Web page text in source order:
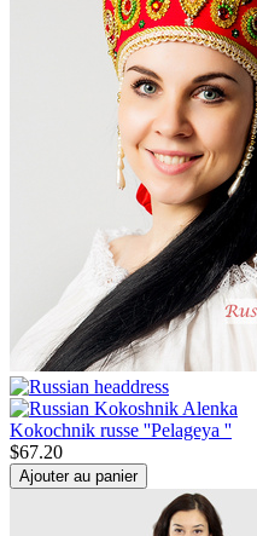
Kokochnik russe ''Pelageya ''
$67.20
Ajouter au panier